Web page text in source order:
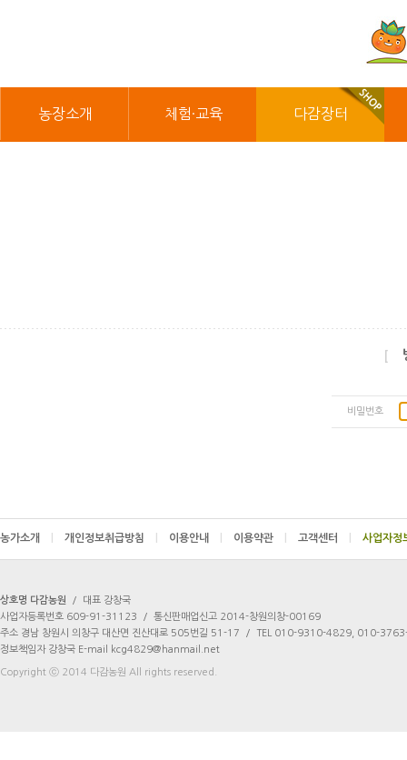
농장소개 체험·교육 다감장터
비밀번호
농가소개 개인정보취급방침 이용안내 이용약관 고객센터
상호명 다감농원 /
대표 강창국
사업자등록번호 609-91-31123
/
통신판매업신고 2014-창원의창-00169
주소 경남 창원시 의창구 대산면 진산대로 505번길 51-17
/
TEL 010-9310-4829, 010-
정보책임자 강창국 E-mail kcg4829@hanmail.net
Copyright ⓒ 2014 다감농원 All rights reserved.